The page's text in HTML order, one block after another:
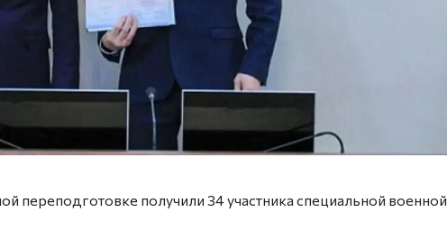
переподготовке получили 34 участника специальной военной